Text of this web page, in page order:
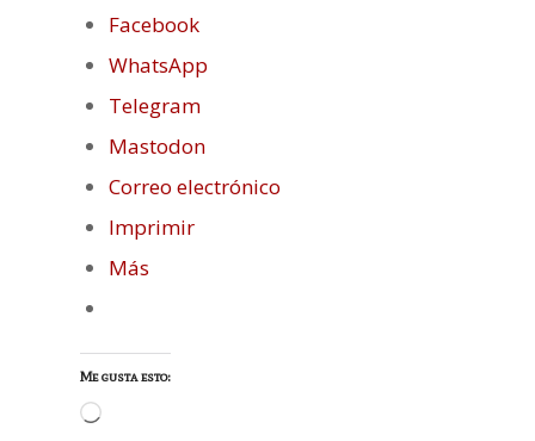
Facebook
WhatsApp
Telegram
Mastodon
Correo electrónico
Imprimir
Más
Me gusta esto:
Cargando...